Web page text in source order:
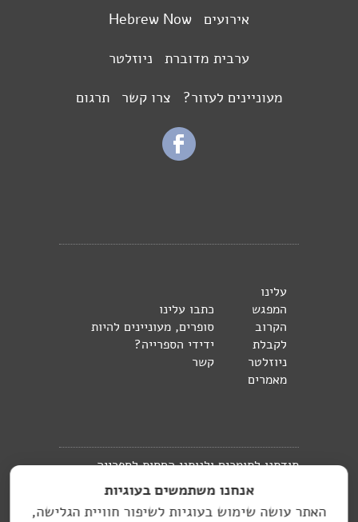
אירועים Hebrew Now
ערבית מדוברת ניוזלטר
מעוניינים לעזור? צרו קשר תרגום
עלינו
המפגש
הקרוב
לקבלת
ניוזלטר
מאמרים
כתבו עלינו
סופרים, מעוניינים להיות
ידידי הספרייה?
קשר
תודתנו לתומכים ולנותני החסות לספרייה
העברית בברלין:אנחנו משתמשים בעוגיות
האתר עושה שימוש בעוגיות לשיפור חוויית הגלישה,